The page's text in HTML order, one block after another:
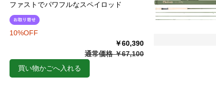
ファストでパワフルなスペイロッド
10%OFF
￥60,390
通常価格 ￥67,100
買い物かごへ入れる